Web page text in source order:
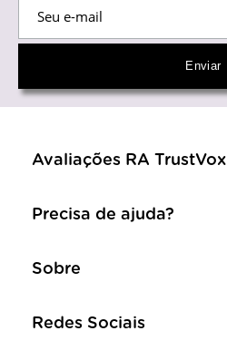
Avaliações RA TrustVox
Precisa de ajuda?
Sobre
Redes Sociais